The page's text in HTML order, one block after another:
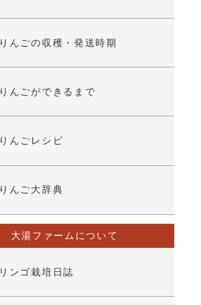
りんごの収穫・発送時期
りんごができるまで
りんごレシピ
りんご大辞典
大湯ファームについて
リンゴ栽培日誌